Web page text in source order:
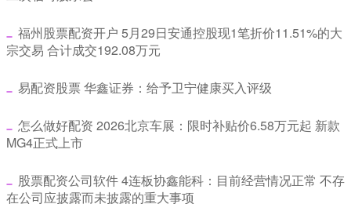
​福州股票配资开户 5月29日安通控股现1笔折价11.51%的大
宗交易 合计成交192.08万元
​易配资股票 华鑫证券：给予卫宁健康买入评级
​怎么做好配资 2026北京车展：限时补贴价6.58万元起 新款
MG4正式上市
​股票配资公司软件 4连板协鑫能科：目前经营情况正常 不存
在公司应披露而未披露的重大事项